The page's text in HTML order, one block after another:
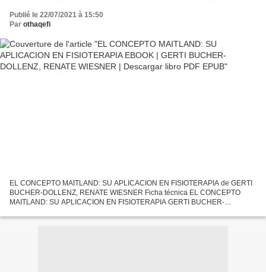
PDF EPUB
Publié le 22/07/2021 à 15:50
Par othaqefi
EL CONCEPTO MAITLAND: SU APLICACION EN FISIOTERAPIA de GERTI
BUCHER-DOLLENZ, RENATE WIESNER Ficha técnica EL CONCEPTO
MAITLAND: SU APLICACION EN FISIOTERAPIA GERTI BUCHER-
CASTELLANO Formatos: Pdf,...